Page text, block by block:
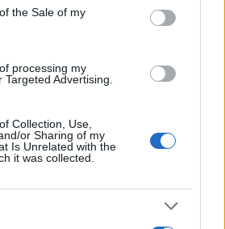
the Sale of my
processing my
Advertising.
Collection, Use,
or Sharing of my
Is Unrelated with the
it was collected.